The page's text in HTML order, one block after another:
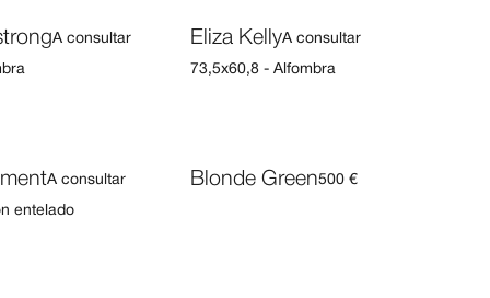
A consultar Eliza KellyA consultar
73,5x60,8 - Alfombra
A consultar
entelado
Blonde Green500 €